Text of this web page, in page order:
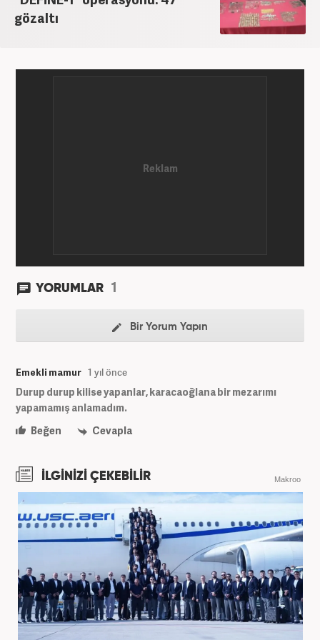
gözaltı
YORUMLAR 1
Bir Yorum Yapın
Emekli mamur 1 yıl önce
Durup durup kilise yapanlar, karacaoğlana bir mezarımı
yapamamış anlamadım.
Beğen
Cevapla
İLGİNİZİ ÇEKEBİLİR Makroo